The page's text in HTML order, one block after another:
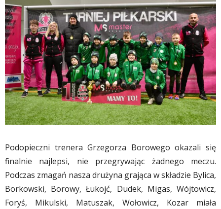
Podopieczni trenera Grzegorza Borowego okazali się
finalnie najlepsi, nie przegrywając żadnego meczu.
Podczas zmagań nasza drużyna grająca w składzie Bylica,
Borkowski, Borowy, Łukojć, Dudek, Migas, Wójtowicz,
Foryś, Mikulski, Matuszak, Wołowicz, Kozar miała